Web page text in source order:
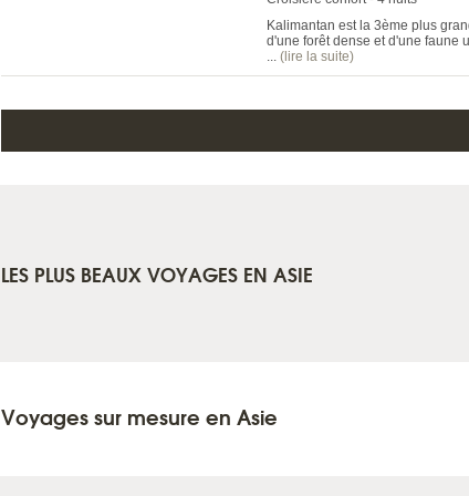
Kalimantan est la 3ème plus
d'une forêt dense et d'une faune
... (lire la suite)
LES PLUS BEAUX VOYAGES EN ASIE
Voyages sur mesure en Asie